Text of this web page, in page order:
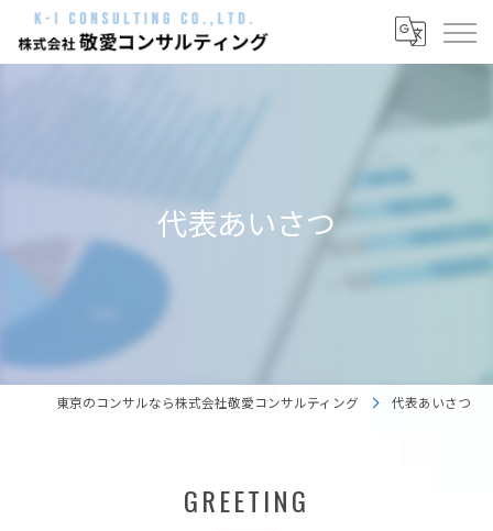
代表あいさつ
東京のコンサルなら株式会社敬愛コンサルティング 代表あいさつ
GREETING